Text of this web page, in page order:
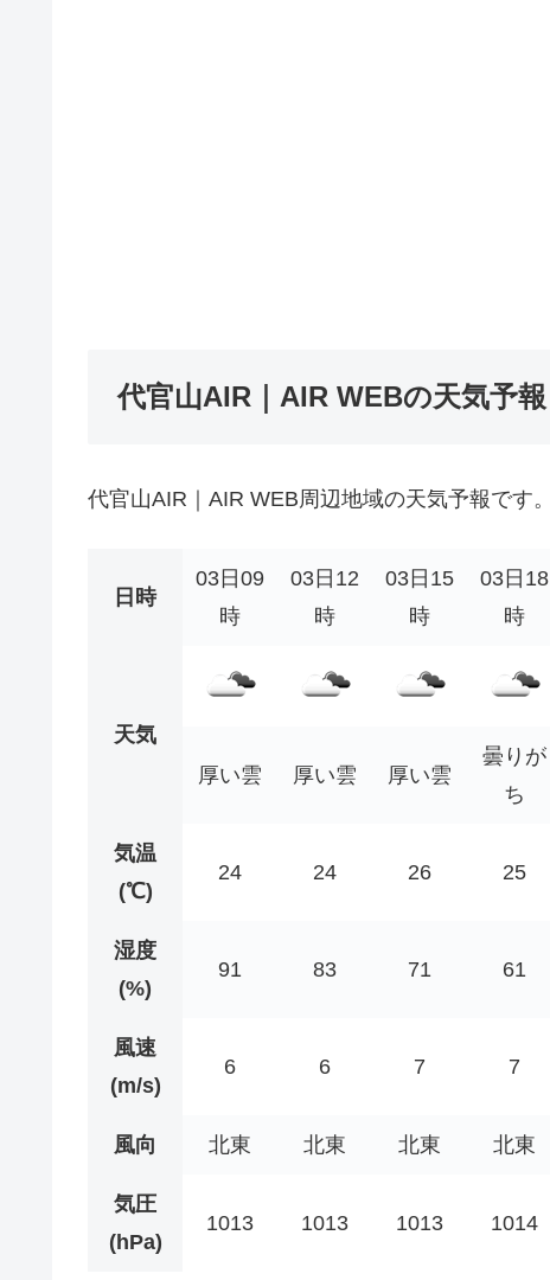
代官山AIR｜AIR WEBの天気予報
代官山AIR｜AIR WEB周辺地域の天気予報です。
日時
03日09
時
03日12
時
03日15
時
03日18
時
天気
厚い雲
厚い雲 厚い雲
曇りが
ち
気温
(℃)
24 24 26 25
湿度
(%)
91 83 71 61
風速
(m/s)
6 6 7 7
風向 北東 北東 北東 北東
気圧
(hPa)
1013 1013 1013 1014